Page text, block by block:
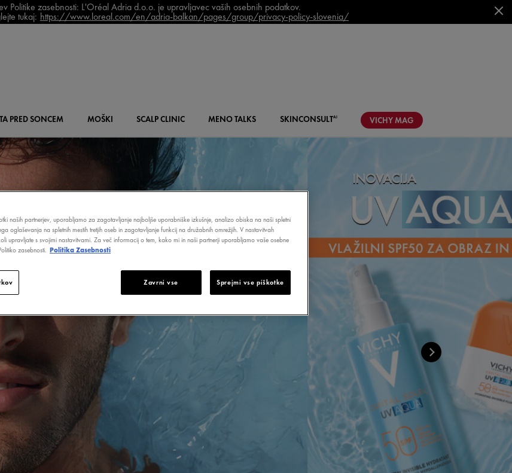
Politike zasebnosti: L'Oréal Adria d.o.o. je upravljavec vaših osebnih podatkov.
tukaj: https://www.loreal.com/en/adria-balkan/pages/group/privacy-policy-slovenia/
PRED SONCEM MOŠKI SCALPCLINIC MENOTALKS SKINCONSULTAI VICHY MAG
naših partnerjev, uporabljamo za zagotavljanje najboljše uporabniške izkušnje, analizo obiska na naši spletni
oglaševanja na spletnih mestih tretjih oseb in zagotavljanje funkcij na družabnih omrežjih. V nastavitvah
upravljate s svojimi nastavitvami. Za več informacij o tem, kako mi in naši partnerji uporabljamo vaše osebne
zasebnosti. Politika Zasebnosti
Zavrni vse Sprejmi vse piškotke